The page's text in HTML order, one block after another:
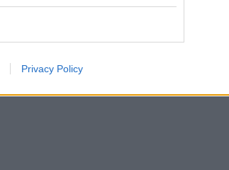
Privacy Policy